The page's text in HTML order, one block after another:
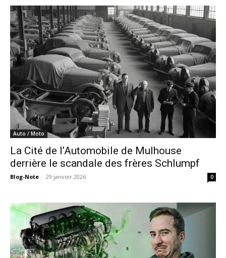
Auto / Moto
La Cité de l’Automobile de Mulhouse
derrière le scandale des frères Schlumpf
Blog-Note - 29 janvier 2026 0